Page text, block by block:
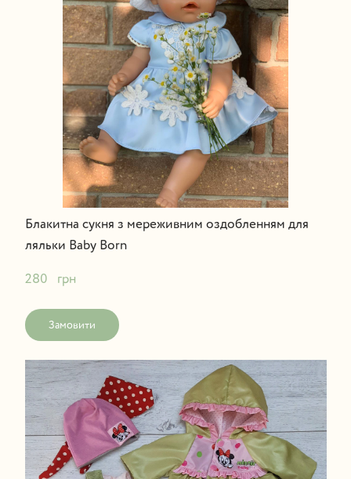
Блакитна сукня з мереживним оздобленням для
ляльки Baby Born
280   грн
Замовити